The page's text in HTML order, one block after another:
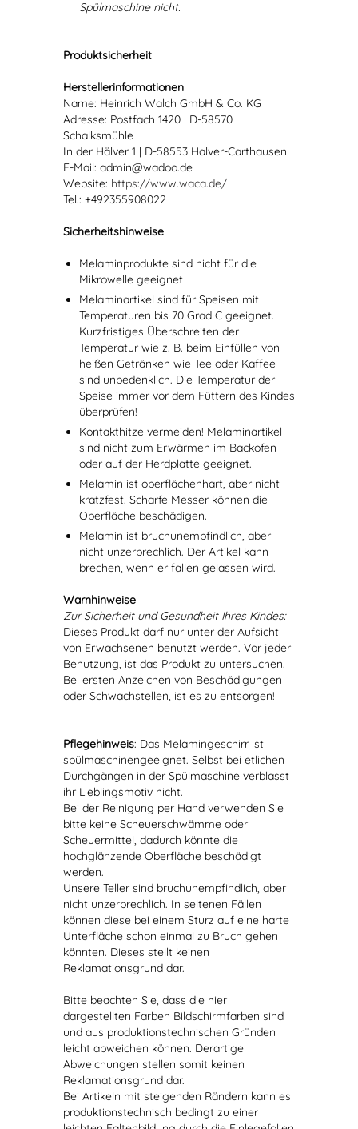
Spülmaschine nicht.
Produktsicherheit
Herstellerinformationen
Name: Heinrich Walch GmbH & Co. KG
Adresse: Postfach 1420 | D-58570
Schalksmühle
In der Hälver 1 | D-58553 Halver-Carthausen
E-Mail: admin@wadoo.de
Website: https://www.waca.de/
Tel.: +492355908022
Sicherheitshinweise
Melaminprodukte sind nicht für die
Mikrowelle geeignet
Melaminartikel sind für Speisen mit
Temperaturen bis 70 Grad C geeignet.
Kurzfristiges Überschreiten der
Temperatur wie z. B. beim Einfüllen von
heißen Getränken wie Tee oder Kaffee
sind unbedenklich. Die Temperatur der
Speise immer vor dem Füttern des Kindes
überprüfen!
Kontakthitze vermeiden! Melaminartikel
sind nicht zum Erwärmen im Backofen
oder auf der Herdplatte geeignet.
Melamin ist oberflächenhart, aber nicht
kratzfest. Scharfe Messer können die
Oberfläche beschädigen.
Melamin ist bruchunempfindlich, aber
nicht unzerbrechlich. Der Artikel kann
brechen, wenn er fallen gelassen wird.
Warnhinweise
Zur Sicherheit und Gesundheit Ihres Kindes:
Dieses Produkt darf nur unter der Aufsicht
von Erwachsenen benutzt werden. Vor jeder
Benutzung, ist das Produkt zu untersuchen.
Bei ersten Anzeichen von Beschädigungen
oder Schwachstellen, ist es zu entsorgen!
Pflegehinweis: Das Melamingeschirr ist
spülmaschinengeeignet. Selbst bei etlichen
Durchgängen in der Spülmaschine verblasst
ihr Lieblingsmotiv nicht.
Bei der Reinigung per Hand verwenden Sie
bitte keine Scheuerschwämme oder
Scheuermittel, dadurch könnte die
hochglänzende Oberfläche beschädigt
werden.
Unsere Teller sind bruchunempfindlich, aber
nicht unzerbrechlich. In seltenen Fällen
können diese bei einem Sturz auf eine harte
Unterfläche schon einmal zu Bruch gehen
könnten. Dieses stellt keinen
Reklamationsgrund dar.
Bitte beachten Sie, dass die hier
dargestellten Farben Bildschirmfarben sind
und aus produktionstechnischen Gründen
leicht abweichen können. Derartige
Abweichungen stellen somit keinen
Reklamationsgrund dar.
Bei Artikeln mit steigenden Rändern kann es
produktionstechnisch bedingt zu einer